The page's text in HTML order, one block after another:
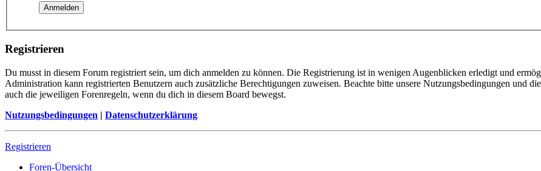
Registrieren
Du musst in diesem Forum registriert sein, um dich anmelden zu können. Die Registrierung ist in wenigen Augenblicken erledigt und
Administration kann registrierten Benutzern auch zusätzliche Berechtigungen zuweisen. Beachte bitte unsere Nutzungsbedingungen und
auch die jeweiligen Forenregeln, wenn du dich in diesem Board bewegst.
Nutzungsbedingungen | Datenschutzerklärung
Registrieren
Foren-Übersicht